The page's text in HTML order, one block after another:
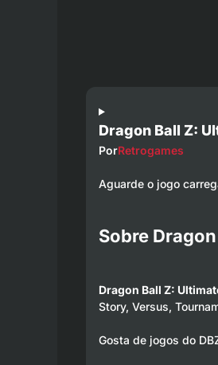
Dragon Ball Z:
PorRetrogames
Aguarde o jogo
Sobre
Dragon Ball Z:
Story, Versus,
Gosta de jogos do